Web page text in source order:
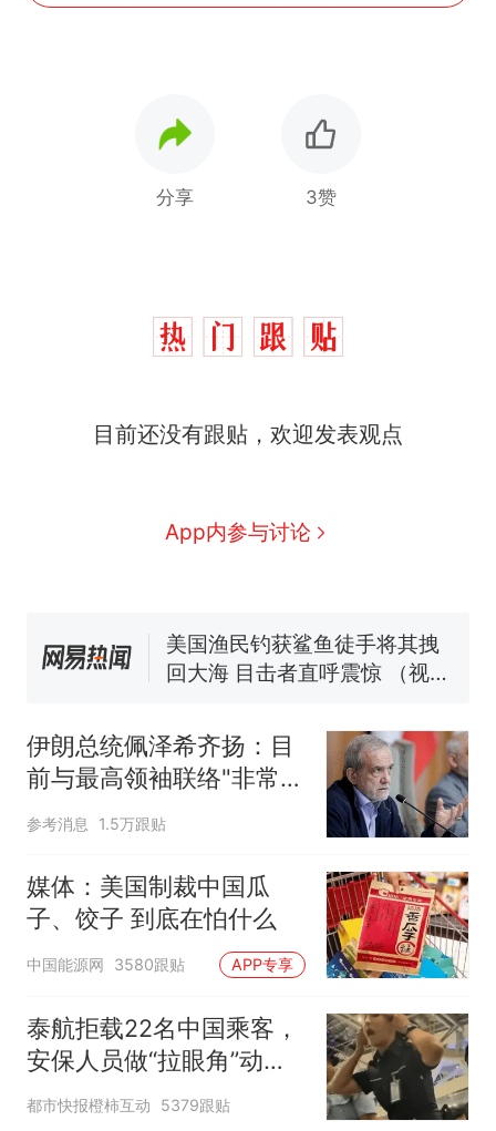
分享 3赞
目前还没有跟贴，欢迎发表观点
App内参与讨论
么？
人生
费大厨“全国小炒肉大王”称
140多朵
美国渔民钓获鲨鱼徒手将其拽
回大海 目击者直呼震惊 （视频
官方通报
热
制裁瓜子饺子，美国怕什
么？
伊朗总统佩泽希齐扬：目
前与最高领袖联络"非常困
难"
参考消息 1.5万跟贴
媒体：美国制裁中国瓜
子、饺子 到底在怕什么
中国能源网 3580跟贴 APP专享
泰航拒载22名中国乘客，
安保人员做“拉眼角”动
作，泰国机场最新回应：
都市快报橙柿互动 5379跟贴